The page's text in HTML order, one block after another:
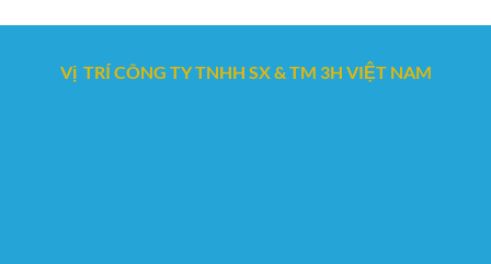
Vị TRÍ CÔNG TY TNHH SX & TM 3H VIỆT NAM